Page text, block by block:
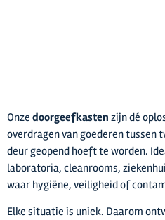
Onze doorgeefkasten zijn dé
overdragen van goederen tussen
deur geopend hoeft te worden.
laboratoria, cleanrooms,
waar hygiëne, veiligheid of
Elke situatie is uniek. Daarom